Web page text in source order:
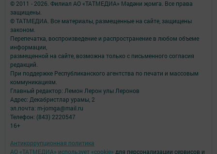
© 2011 - 2026. Филиал АО «ТАТМЕДИА» Мәдәни җомга. Все права
защищены.
© ТАТМЕДИА. Все материалы, размещенные на сайте, защищены
законом.
Перепечатка, воспроизведение и распространение в любом объеме
информации,
размещенной на сайте, возможна только с письменного согласия
редакций.
При поддержке Республиканского агентства по печати и массовым
коммуникациям.
Главный редактор: Лемон Лерон улы Леронов
Адрес: Декабристлар урамы, 2
эл.почта: m-jomga@mail.ru
Телефон: (843) 2220547
16+
Антикоррупционная политика
АО «ТАТМЕДИА» использует «cookie» для персонализации сервисов и